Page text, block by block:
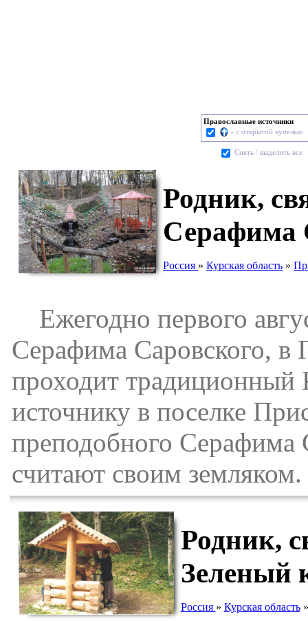
Православные источники
- с открытой купелью
Cнять / выделить все
Родник,
Серафима
Россия »Курская область »
Ежегодно первого
Серафима Саровского, в
проходит традиционный
источнику в поселке
преподобного Серафима
считают своим земляком.
Родник,
Зеленый
Россия » Курская область